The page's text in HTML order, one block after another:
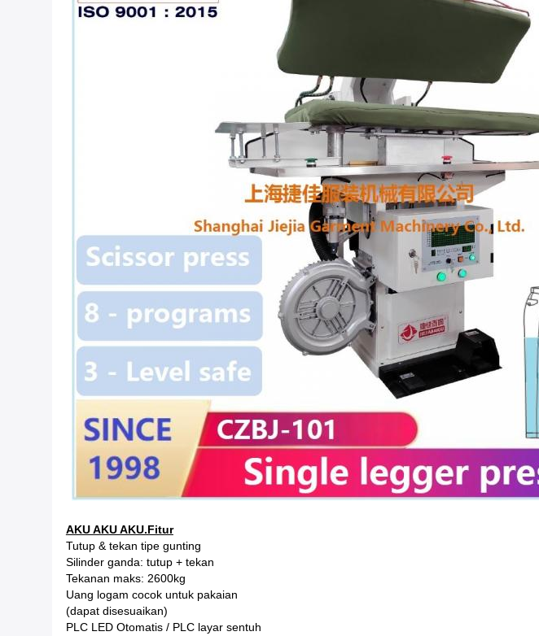
AKU AKU AKU.Fitur
Tutup & tekan tipe gunting
Silinder ganda: tutup + tekan
Tekanan maks: 2600kg
Uang logam cocok untuk pakaian
(dapat disesuaikan)
PLC LED Otomatis / PLC layar sentuh